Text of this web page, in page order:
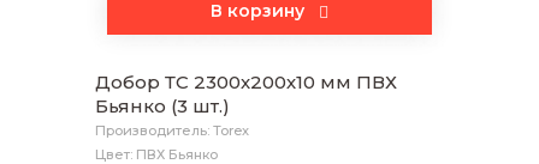
В корзину
Добор ТС 2300х200х10 мм ПВХ
Бьянко (3 шт.)
Производитель: Torex
Цвет: ПВХ Бьянко